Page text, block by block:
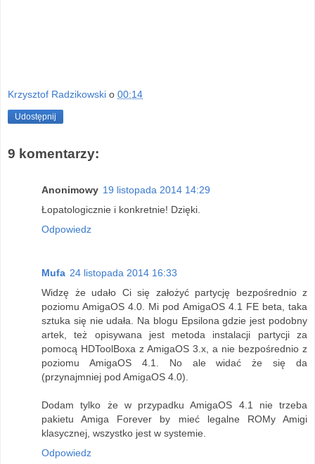
Krzysztof Radzikowski o 00:14
Udostępnij
9 komentarzy:
Anonimowy 19 listopada 2014 14:29
Łopatologicznie i konkretnie! Dzięki.
Odpowiedz
Mufa 24 listopada 2014 16:33
Widzę że udało Ci się założyć partycję bezpośrednio z
poziomu AmigaOS 4.0. Mi pod AmigaOS 4.1 FE beta, taka
sztuka się nie udała. Na blogu Epsilona gdzie jest podobny
artek, też opisywana jest metoda instalacji partycji za
pomocą HDToolBoxa z AmigaOS 3.x, a nie bezpośrednio z
poziomu AmigaOS 4.1. No ale widać że się da
(przynajmniej pod AmigaOS 4.0).
Dodam tylko że w przypadku AmigaOS 4.1 nie trzeba
pakietu Amiga Forever by mieć legalne ROMy Amigi
klasycznej, wszystko jest w systemie.
Odpowiedz